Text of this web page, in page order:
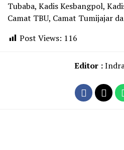
Tubaba, Kadis Kesbangpol,
Camat TBU, Camat Tumijajar
Post Views: 116
Editor :